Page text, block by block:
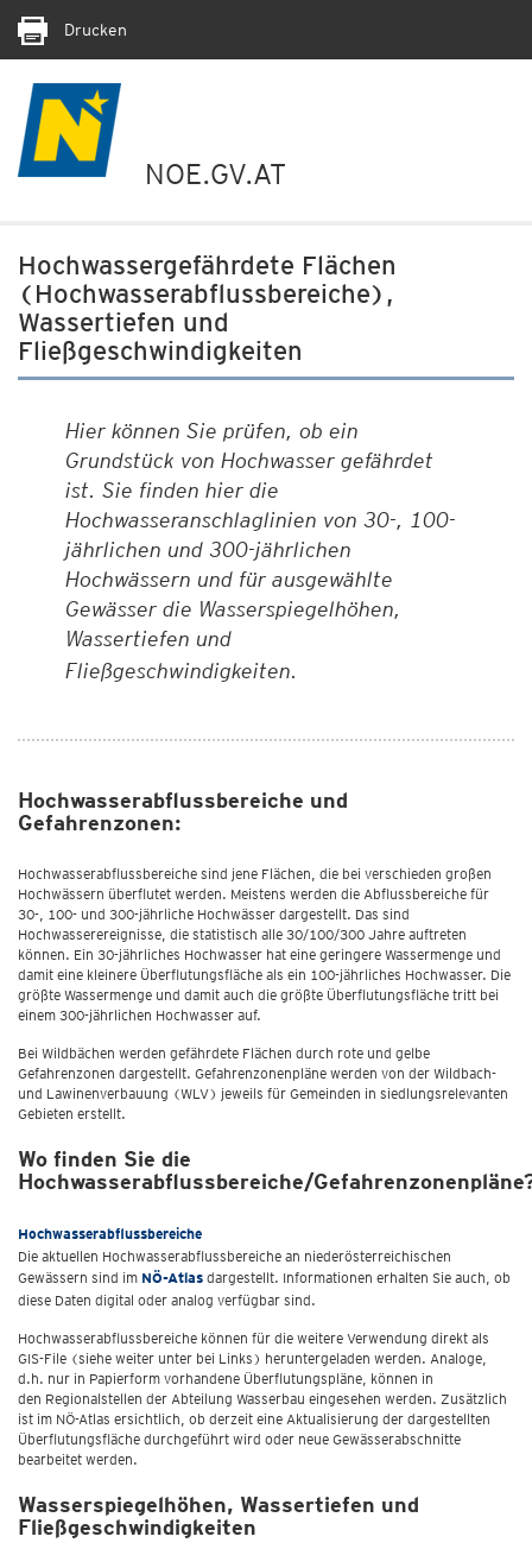
Drucken
NOE.GV.AT
Hochwassergefährdete Flächen
(Hochwasserabflussbereiche),
Wassertiefen und
Fließgeschwindigkeiten
Hier können Sie prüfen, ob ein
Grundstück von Hochwasser gefährdet
ist. Sie finden hier die
Hochwasseranschlaglinien von 30-, 100-
jährlichen und 300-jährlichen
Hochwässern und für ausgewählte
Gewässer die Wasserspiegelhöhen,
Wassertiefen und
Fließgeschwindigkeiten.
Hochwasserabflussbereiche und
Gefahrenzonen:
Hochwasserabflussbereiche sind jene Flächen, die bei verschieden großen
Hochwässern überflutet werden. Meistens werden die Abflussbereiche für
30-, 100- und 300-jährliche Hochwässer dargestellt. Das sind
Hochwasserereignisse, die statistisch alle 30/100/300 Jahre auftreten
können. Ein 30-jährliches Hochwasser hat eine geringere Wassermenge und
damit eine kleinere Überflutungsfläche als ein 100-jährliches Hochwasser. Die
größte Wassermenge und damit auch die größte Überflutungsfläche tritt bei
einem 300-jährlichen Hochwasser auf.
Bei Wildbächen werden gefährdete Flächen durch rote und gelbe
Gefahrenzonen dargestellt. Gefahrenzonenpläne werden von der Wildbach-
und Lawinenverbauung (WLV) jeweils für Gemeinden in siedlungsrelevanten
Gebieten erstellt.
Wo finden Sie die
Hochwasserabflussbereiche/
Hochwasserabflussbereiche
Die aktuellen Hochwasserabflussbereiche an niederösterreichischen
Gewässern sind im NÖ-Atlas dargestellt. Informationen erhalten Sie auch, ob
diese Daten digital oder analog verfügbar sind.
Hochwasserabflussbereiche können für die weitere Verwendung direkt als
GIS-File (siehe weiter unter bei Links) heruntergeladen werden. Analoge,
d.h. nur in Papierform vorhandene Überflutungspläne, können in
den Regionalstellen der Abteilung Wasserbau eingesehen werden. Zusätzlich
ist im NÖ-Atlas ersichtlich, ob derzeit eine Aktualisierung der dargestellten
Überflutungsfläche durchgeführt wird oder neue Gewässerabschnitte
bearbeitet werden.
Wasserspiegelhöhen, Wassertiefen und
Fließgeschwindigkeiten